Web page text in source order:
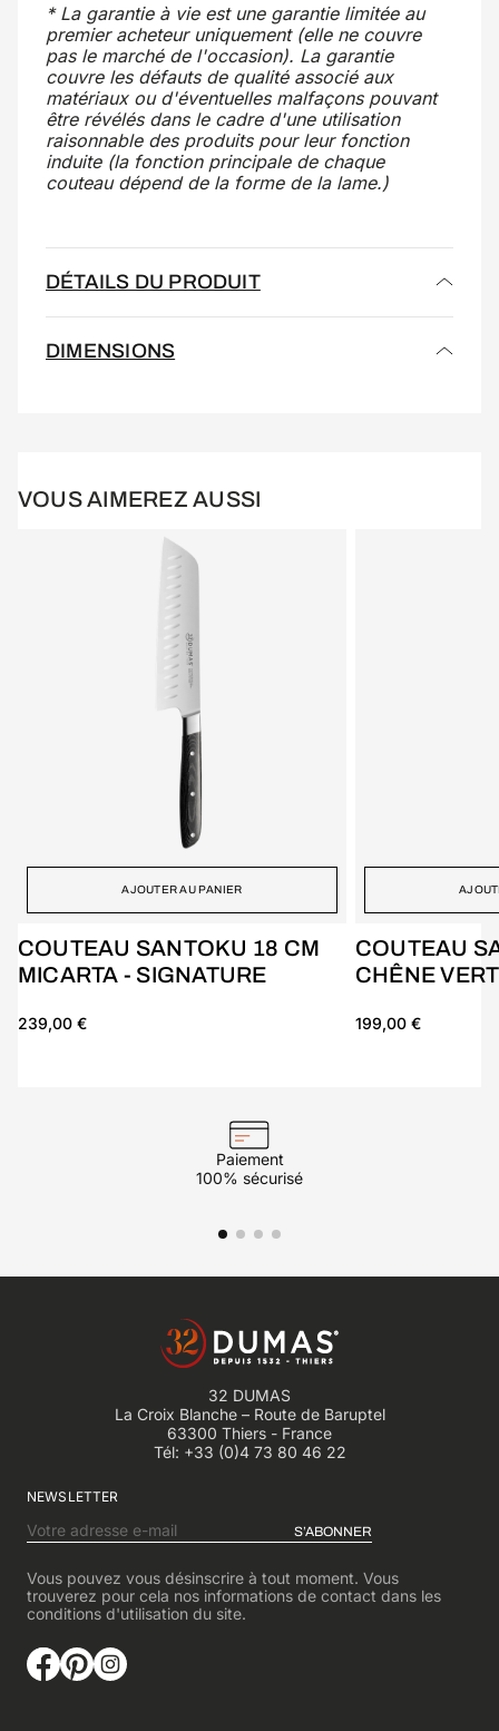
* La garantie à vie est une garantie limitée au
premier acheteur uniquement (elle ne couvre
pas le marché de l'occasion). La garantie
couvre les défauts de qualité associé aux
matériaux ou d'éventuelles malfaçons pouvant
être révélés dans le cadre d'une utilisation
raisonnable des produits pour leur fonction
induite (la fonction principale de chaque
couteau dépend de la forme de la lame.)
DÉTAILS DU PRODUIT
DIMENSIONS
VOUS AIMEREZ AUSSI
AJOUTER AU PANIER
COUTEAU SANTOKU 18 CM
MICARTA - SIGNATURE
239,00 €
COUTEAU
CHÊNE
199,00 €
Paiement
100% sécurisé
32 DUMAS
La Croix Blanche – Route de Baruptel
63300 Thiers - France
Tél: +33 (0)4 73 80 46 22
NEWSLETTER
S’ABONNER
Vous pouvez vous désinscrire à tout moment. Vous
trouverez pour cela nos informations de contact dans les
conditions d'utilisation du site.